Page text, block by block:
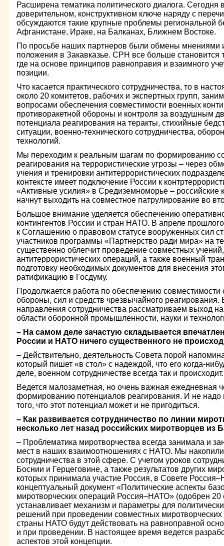
Расширена тематика политического диалога.
доверительном, конструктивном ключе наряду с
обсуждаются такие крупные проблемы региональной
Афганистане, Ираке, на Балканах, Ближнем Востоке.
По просьбе наших партнеров были обмены мнениями
положения в Закавказье. СРН все больше становится
где на основе принципов равноправия и взаимного
позиции.
Что касается практического сотрудничества, то в
около 20 комитетов, рабочих и экспертных групп,
вопросами обеспечения совместимости военных
противоракетной обороны и контроля за воздушным
потенциала реагирования на теракты, стихийные
ситуации, военно-технического сотрудничества,
технологий.
Мы переходим к реальным шагам по формированию
реагирования на террористические угрозы – через
учения и тренировки антитеррористических
контексте имеет подключение России к
«Активные усилия» в Средиземноморье – российские
начнут выходить на совместное патрулирование во
Большое внимание уделяется обеспечению
контингентов России и стран НАТО. В апреле
к Соглашению о правовом статусе вооруженных сил
участников программы «Партнерство ради мира» на
существенно облегчит проведение совместных
антитеррористических операций, а также военный
подготовку необходимых документов для внесения
ратификацию в Госдуму.
Продолжается работа по обеспечению совместимости
обороны, сил и средств чрезвычайного
направления сотрудничества рассматриваем выход
области оборонной промышленности, науки и
– На самом деле зачастую складывается
России и НАТО ничего существенного не
– Действительно, деятельность Совета порой
который пишет «в стол» с надеждой, что его когда-
деле, военном сотрудничестве всегда так и происходит.
Ведется малозаметная, но очень важная ежедневная
формированию потенциалов реагирования. И не надо
того, что этот потенциал может и не пригодиться.
– Как развивается сотрудничество по линии
несколько лет назад российских миротворцев из
– Проблематика миротворчества всегда занимала и
мест в наших взаимоотношениях с НАТО. Мы
сотрудничества в этой сфере. С учетом уроков
Боснии и Герцеговине, а также результатов других
которых принимала участие Россия, в Совете
концептуальный документ «Политические аспекты
миротворческих операций Россия–НАТО» (одобрен 20
устанавливает механизм и параметры для
решений при проведении совместных миротворческих
страны НАТО будут действовать на равноправной
и при проведении. В настоящее время ведется
аспектов этой концепции.